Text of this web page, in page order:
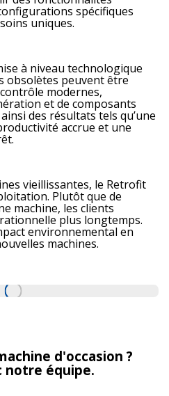
spécifiques
uniques.
à niveau technologique
obsolètes peuvent être
modernes,
et de composants
des résultats tels qu’une
accrue et une
vieillissantes, le Retrofit
Plutôt que de
machine, les clients
plus longtemps.
environnemental en
machines.
d'occasion ?
notre équipe.